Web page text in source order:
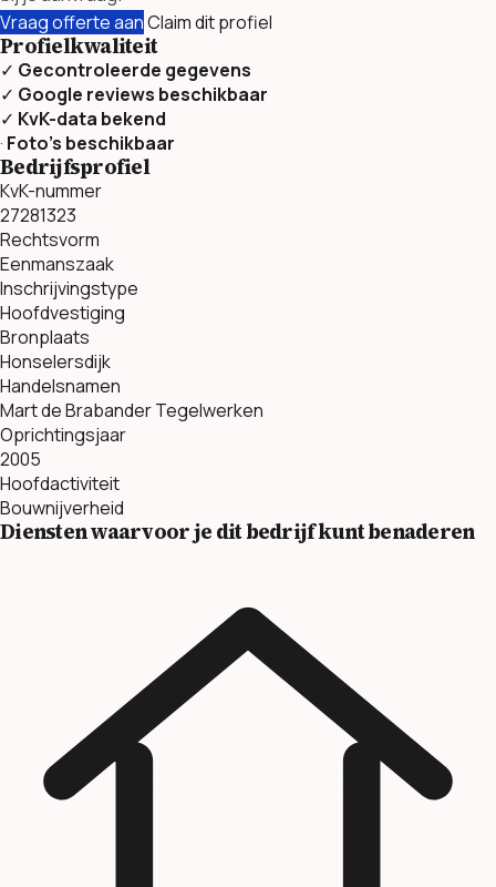
Vraag offerte aanClaim dit profiel
Profielkwaliteit
✓ Gecontroleerde gegevens
✓ Google reviews beschikbaar
✓ KvK-data bekend
· Foto’s beschikbaar
Bedrijfsprofiel
KvK-nummer
27281323
Rechtsvorm
Eenmanszaak
Inschrijvingstype
Hoofdvestiging
Bronplaats
Honselersdijk
Handelsnamen
Mart de Brabander Tegelwerken
Oprichtingsjaar
2005
Hoofdactiviteit
Bouwnijverheid
Diensten waarvoor je dit bedrijf kunt benaderen